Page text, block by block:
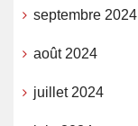
septembre 2024
août 2024
juillet 2024